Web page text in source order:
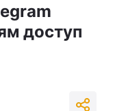
доступ